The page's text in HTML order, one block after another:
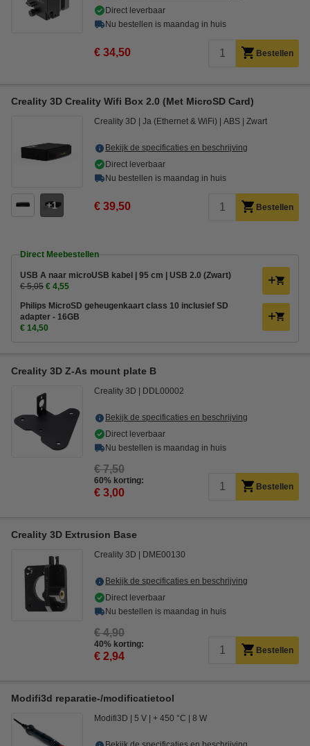
Direct leverbaar
Nu bestellen is maandag in huis
€ 34,50 Bestellen
Creality 3D Creality Wifi Box 2.0 (Met MicroSD Card)
1
Creality 3D Ja (Ethernet & WiFi) ABS Zwart
Bekijk de specificaties en beschrijving
Direct leverbaar
Nu bestellen is maandag in huis
€ 39,50 Bestellen
Direct Meebestellen
USB A naar microUSB kabel | 95 cm | USB 2.0 (Zwart)
€ 5,05 € 4,55
Philips MicroSD geheugenkaart class 10 inclusief SD
adapter - 16GB
€ 14,50
Creality 3D Z-As mount plate B
Creality 3D DDL00002
Bekijk de specificaties en beschrijving
Direct leverbaar
Nu bestellen is maandag in huis
€ 7,50
60% korting:
€ 3,00 Bestellen
Creality 3D Extrusion Base
Creality 3D DME00130
Bekijk de specificaties en beschrijving
Direct leverbaar
Nu bestellen is maandag in huis
€ 4,90
40% korting:
€ 2,94 Bestellen
Modifi3d reparatie-/modificatietool
Modifi3D 5 V + 450 °C 8 W